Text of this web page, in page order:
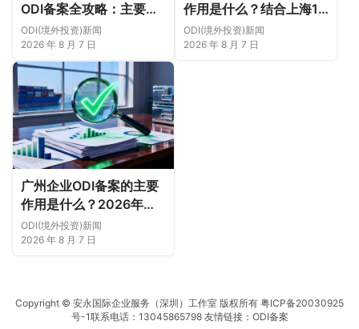
ODI备案全攻略：主要作
用、各区合规重点、外汇
登记与案例解析正规靠谱
代办中介推荐
ODI(境外投资)新闻
2026 年 8 月 7 日
作用是什么？结合上海16
区企业特点，看懂2026
年境外投资合规逻辑
ODI(境外投资)新闻
2026 年 8 月 7 日
广州企业ODI备案的主要
作用是什么？2026年新
规下广州11区企业出海实
务说明
ODI(境外投资)新闻
2026 年 8 月 7 日
Copyright © 安永国际企业服务（深圳）工作室 版权所有 粤ICP备20030925
号-1联系电话：13045865798 友情链接： ODI备案